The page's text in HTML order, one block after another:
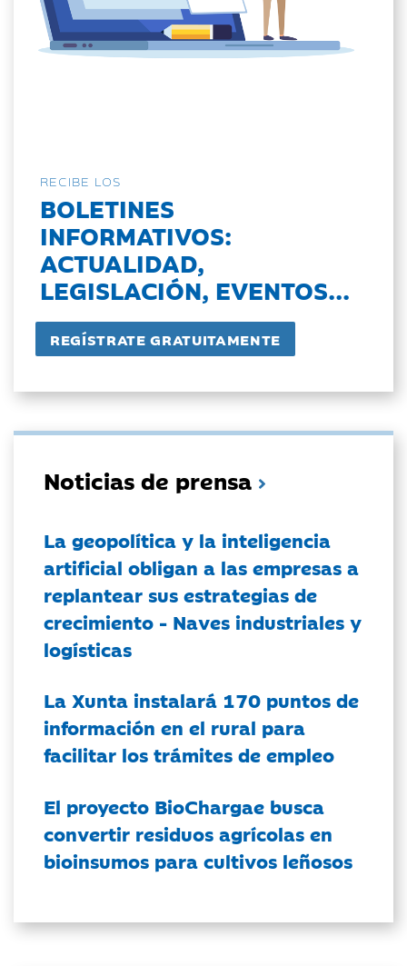
RECIBE LOS
BOLETINES
INFORMATIVOS:
ACTUALIDAD,
LEGISLACIÓN, EVENTOS...
Noticias de prensa
La geopolítica y la inteligencia
artificial obligan a las empresas a
replantear sus estrategias de
crecimiento - Naves industriales y
logísticas
La Xunta instalará 170 puntos de
información en el rural para
facilitar los trámites de empleo
El proyecto BioChargae busca
convertir residuos agrícolas en
bioinsumos para cultivos leñosos